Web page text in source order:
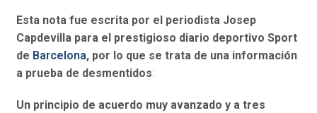
Esta nota fue escrita por el periodista Josep
Capdevilla para el prestigioso diario deportivo Sport
de Barcelona, por lo que se trata de una información
a prueba de desmentidos:
Un principio de acuerdo muy avanzado y a tres